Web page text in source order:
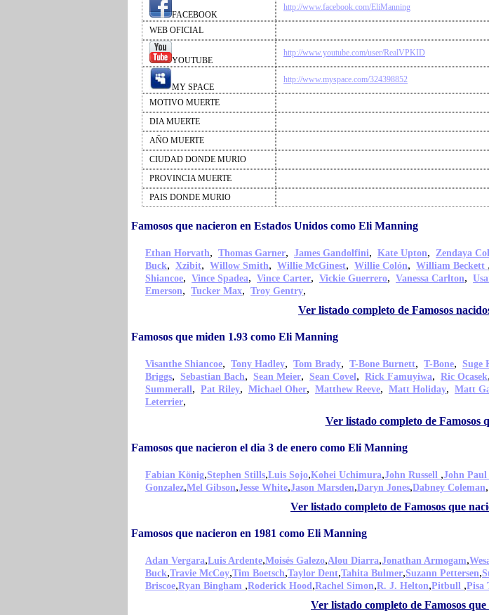
FACEBOOK
http://www.facebook.com/EliManning
WEB OFICIAL
YOUTUBE
http://www.youtube.com/user/RealVPKID
MY SPACE
http://www.myspace.com/324398852
MOTIVO MUERTE
DIA MUERTE
AÑO MUERTE
CIUDAD DONDE MURIO
PROVINCIA MUERTE
PAIS DONDE MURIO
Famosos que nacieron en Estados Unidos como Eli Manning
Ethan Horvath, Thomas Garner, James Gandolfini, Kate Upton, Zendaya
Buck, Xzibit, Willow Smith, Willie McGinest, Willie Colón, William Beckett
Shiancoe, Vince Spadea, Vince Carter, Vickie Guerrero, Vanessa Carlton,
Emerson, Tucker Max, Troy Gentry,
Ver listado completo de Famosos
Famosos que miden 1.93 como Eli Manning
Visanthe Shiancoe, Tony Hadley, Tom Brady, T-Bone Burnett, T-Bone, Suge
Briggs, Sebastian Bach, Sean Meier, Sean Covel, Rick Famuyiwa, Ric Ocasek
Summerall, Pat Riley, Michael Oher, Matthew Reeve, Matt Holiday, Matt
Leterrier,
Ver listado completo de Famosos
Famosos que nacieron el dia 3 de enero como Eli Manning
Fabian König,Stephen Stills,Luis Sojo,Kohei Uchimura,John Russell ,John Paul
Gonzalez,Mel Gibson,Jesse White,Jason Marsden,Daryn Jones,Dabney Coleman,
Ver listado completo de Famosos que
Famosos que nacieron en 1981 como Eli Manning
Adan Vergara,Luis Ardente,Moisés Galezo,Alou Diarra,Jonathan Armogam,
Buck,Travie McCoy,Tim Boetsch,Taylor Dent,Tahita Bulmer,Suzann Pettersen,
Briscoe,Ryan Bingham ,Roderick Hood,Rachel Simon,R. J. Helton,Pitbull ,Pisa
Ver listado completo de Famosos